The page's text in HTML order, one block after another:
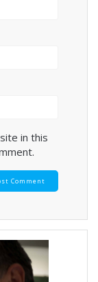
in this